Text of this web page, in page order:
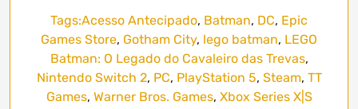
Tags:Acesso Antecipado, Batman, DC, Epic
Games Store, Gotham City, lego batman, LEGO
Batman: O Legado do Cavaleiro das Trevas,
Nintendo Switch 2, PC, PlayStation 5, Steam, TT
Games, Warner Bros. Games, Xbox Series X|S